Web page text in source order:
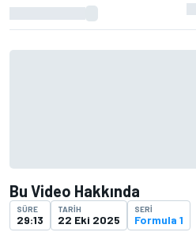
Bu Video Hakkında
SÜRE
29:13
TARIH
22 Eki 2025
SERI
Formula 1